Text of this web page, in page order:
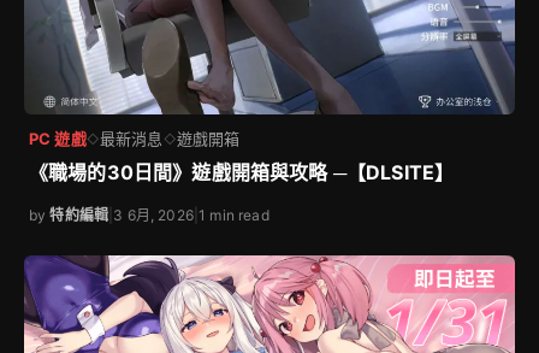
PC 遊戲◇最新消息 ◇遊戲開箱
《職場的30日間》遊戲開箱與攻略 ─【DLSITE】
by特約編輯 3 6月, 2026|1 min read